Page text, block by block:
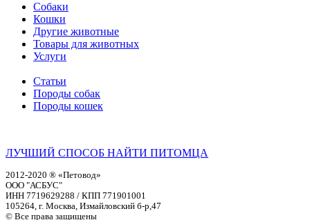
Собаки
Кошки
Другие животные
Товары для животных
Услуги
Статьи
Породы собак
Породы кошек
ЛУЧШИЙ СПОСОБ НАЙТИ ПИТОМЦА
2012-2020 ® «Петовод»
ООО "АСБУС"
ИНН 7719629288 / КПП 771901001
105264, г. Москва, Измайловский б-р,47
© Все права защищены